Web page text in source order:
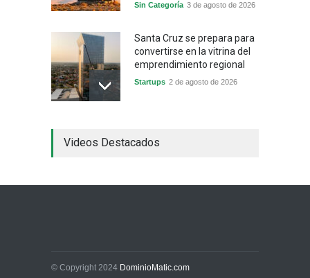
Sin Categoría 3 de agosto de 2026
Santa Cruz se prepara para
convertirse en la vitrina del
emprendimiento regional
Startups 2 de agosto de 2026
industrial y el golpe puede
Sin Categoría 1 de agosto de 2026
Videos Destacados
© Copyright 2024 DominioMatic.com